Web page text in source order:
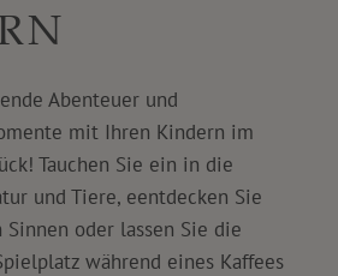
Abenteuer und
mit Ihren Kindern im
Tauchen Sie ein in die
und Tiere, eentdecken Sie
oder lassen Sie die
während eines Kaffees